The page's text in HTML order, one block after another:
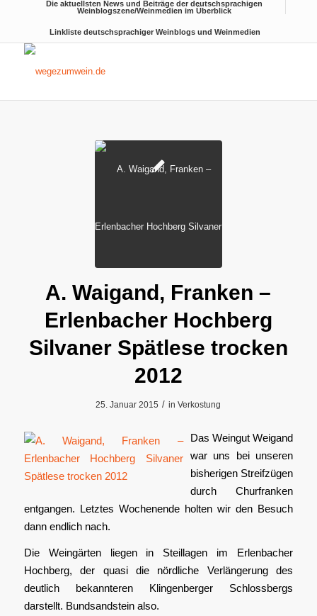
Die aktuellsten News und Beiträge der deutschsprachigen
Weinblogszene/Weinmedien im Überblick
Linkliste deutschsprachiger Weinblogs und Weinmedien
A. Waigand, Franken –
Erlenbacher Hochberg
Silvaner Spätlese trocken
2012
25. Januar 2015 / inVerkostung
Das Weingut Weigand
war uns bei unseren
bisherigen Streifzügen
durch Churfranken
entgangen. Letztes Wochenende holten wir den Besuch
dann endlich nach.
Die Weingärten liegen in Steillagen im Erlenbacher
Hochberg, der quasi die nördliche Verlängerung des
deutlich bekannteren Klingenberger Schlossbergs
darstellt. Bundsandstein also.